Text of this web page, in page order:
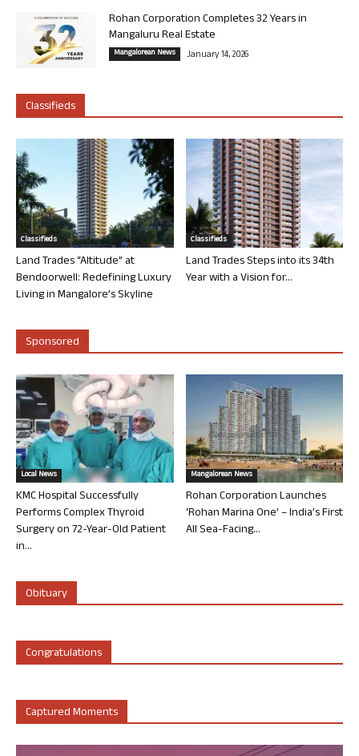
Rohan Corporation Completes 32 Years in
Mangaluru Real Estate
Mangalorean News January 14, 2026
Classifieds
Classifieds
Land Trades “Altitude” at
Bendoorwell: Redefining Luxury
Living in Mangalore’s Skyline
Classifieds
Land Trades Steps into its 34th
Year with a Vision for...
Sponsored
Local News
KMC Hospital Successfully
Performs Complex Thyroid
Surgery on 72-Year-Old Patient
in...
Mangalorean News
Rohan Corporation Launches
‘Rohan Marina One’ – India’s First
All Sea-Facing...
Obituary
Congratulations
Captured Moments